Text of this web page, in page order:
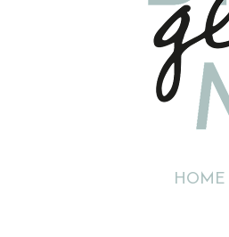
HOME